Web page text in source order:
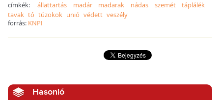
címkék:állattartás madár madarak nádas szemét
táplálék
tavak tó túzokok unió védett veszély
forrás: KNPI
Hasonló